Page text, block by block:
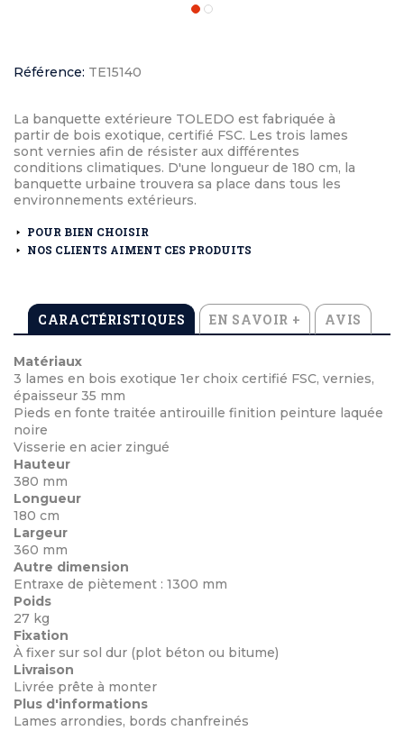
Référence: TE15140
La banquette extérieure TOLEDO est fabriquée à
partir de bois exotique, certifié FSC. Les trois lames
sont vernies afin de résister aux différentes
conditions climatiques. D'une longueur de 180 cm, la
banquette urbaine trouvera sa place dans tous les
environnements extérieurs.
POUR BIEN CHOISIR
NOS CLIENTS AIMENT CES PRODUITS
CARACTÉRISTIQUES EN SAVOIR + AVIS
Matériaux
3 lames en bois exotique 1er choix certifié FSC, vernies,
épaisseur 35 mm
Pieds en fonte traitée antirouille finition peinture laquée
noire
Visserie en acier zingué
Hauteur
380 mm
Longueur
180 cm
Largeur
360 mm
Autre dimension
Entraxe de piètement : 1300 mm
Poids
27 kg
Fixation
À fixer sur sol dur (plot béton ou bitume)
Livraison
Livrée prête à monter
Plus d'informations
Lames arrondies, bords chanfreinés